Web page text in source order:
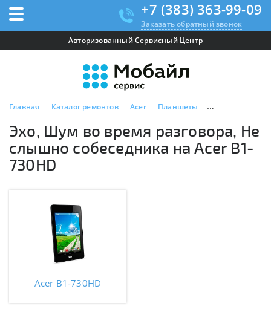
+7 (383) 363-99-09
Заказать обратный звонок
Авторизованный Сервисный Центр
Главная Каталог ремонтов Acer Планшеты Acer B1-730HD
Эхо, Шум во время разговора, Не
слышно собеседника на Acer B1-
730HD
Acer B1-730HD